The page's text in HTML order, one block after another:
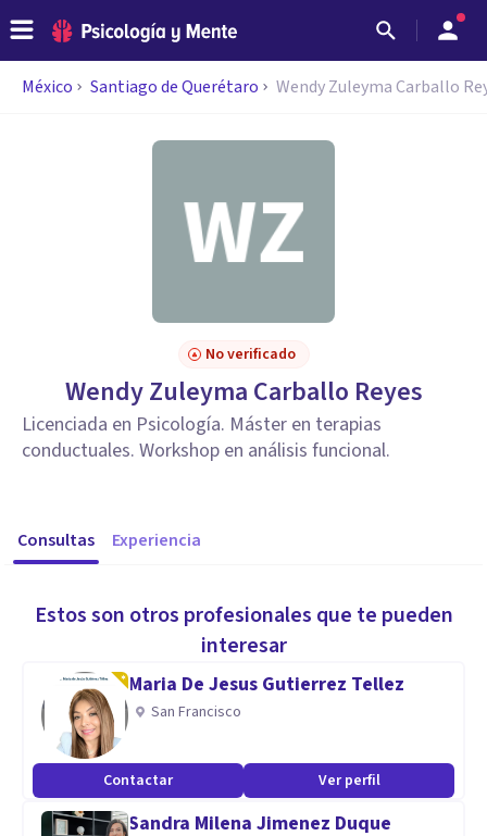
México Santiago de Querétaro Wendy Zuleyma Carballo
No verificado
Wendy Zuleyma Carballo Reyes
Licenciada en Psicología. Máster en terapias
conductuales. Workshop en análisis funcional.
Consultas Experiencia
Estos son otros profesionales que te pueden
interesar
Maria De Jesus Gutierrez Tellez
San Francisco
Contactar Ver perfil
Sandra Milena Jimenez Duque